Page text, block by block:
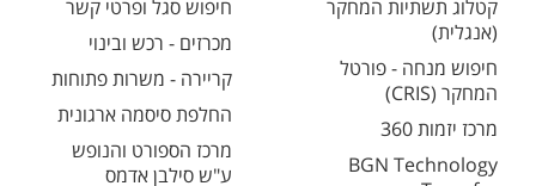
קטלוג תשתיות המחקר
(אנגלית)
חיפוש מנחה - פורטל
המחקר (CRIS)
מרכז יזמות 360
BGN Technology
חיפוש סגל ופרטי קשר
מכרזים - רכש ובינוי
קריירה - משרות פתוחות
החלפת סיסמה ארגונית
מרכז הספורט והנופש
ע"ש סילבן אדמס